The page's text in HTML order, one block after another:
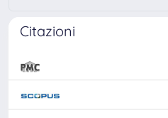
Citazioni